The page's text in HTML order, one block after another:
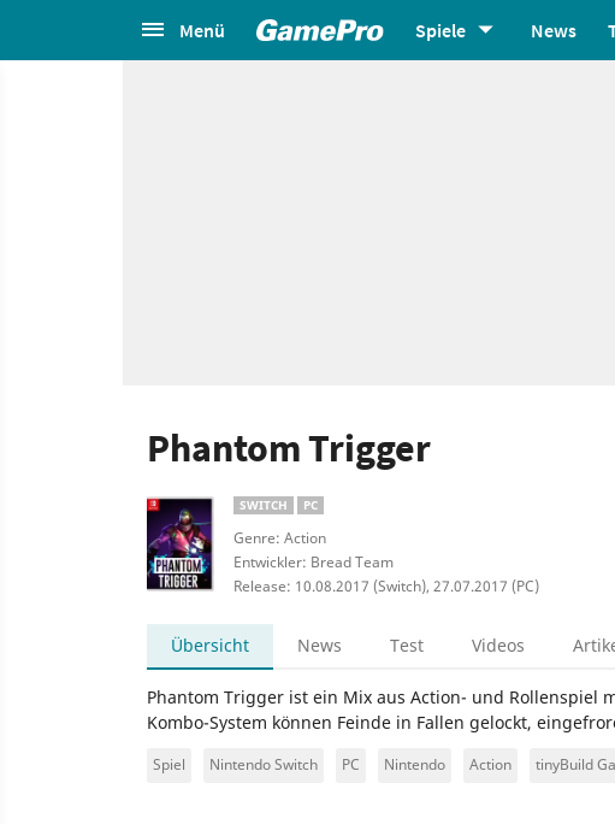
Menü Spiele News
Phantom Trigger
SWITCH PC
Genre: Action
Entwickler: Bread Team
Release: 10.08.2017 (Switch), 27.07.2017 (PC)
Übersicht News Test Videos
Phantom Trigger ist ein Mix aus Action- und Rollenspiel
Kombo-System können Feinde in Fallen gelockt,
Spiel Nintendo Switch PC Nintendo Action tinyBuild